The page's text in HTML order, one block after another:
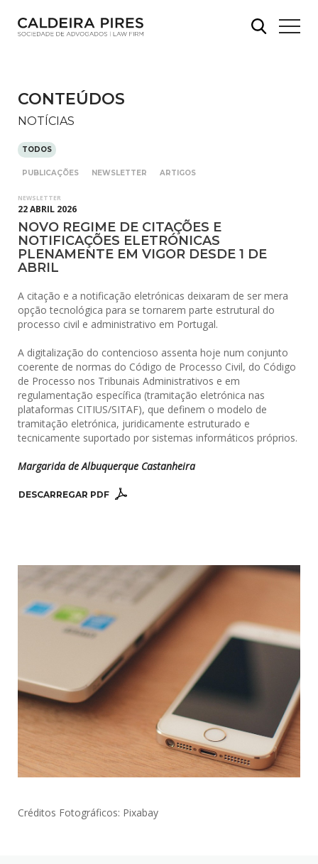
CONTEÚDOS
NOTÍCIAS
TODOS
PUBLICAÇÕES NEWSLETTER ARTIGOS
NEWSLETTER
22 ABRIL 2026
NOVO REGIME DE CITAÇÕES E
NOTIFICAÇÕES ELETRÓNICAS
PLENAMENTE EM VIGOR DESDE 1 DE
ABRIL
A citação e a notificação eletrónicas deixaram de ser mera
opção tecnológica para se tornarem parte estrutural do
processo civil e administrativo em Portugal.
A digitalização do contencioso assenta hoje num conjunto
coerente de normas do Código de Processo Civil, do Código
de Processo nos Tribunais Administrativos e em
regulamentação específica (tramitação eletrónica nas
plataformas CITIUS/SITAF), que definem o modelo de
tramitação eletrónica, juridicamente estruturado e
tecnicamente suportado por sistemas informáticos próprios.
Margarida de Albuquerque Castanheira
DESCARREGAR PDF
Créditos Fotográficos: Pixabay